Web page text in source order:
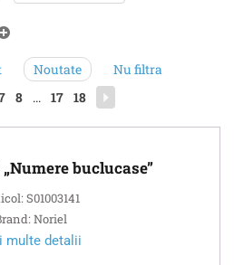
Noutate
Nu filtra
8 ... 17 18
buclucase”
S01003141
Noriel
multe detalii